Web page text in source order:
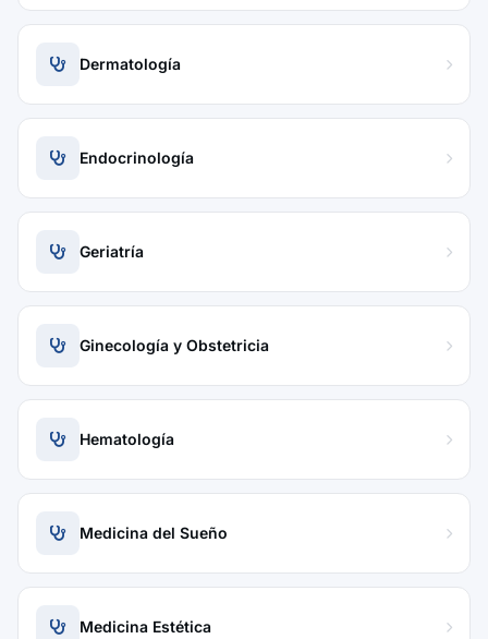
Dermatología
Endocrinología
Geriatría
Ginecología y Obstetricia
Hematología
Medicina del Sueño
Medicina Estética